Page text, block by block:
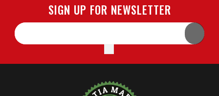
SIGN UP FOR NEWSLETTER